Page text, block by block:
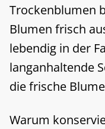
Trockenblumen
Blumen frisch
lebendig in der
langanhaltende
die frische
Warum